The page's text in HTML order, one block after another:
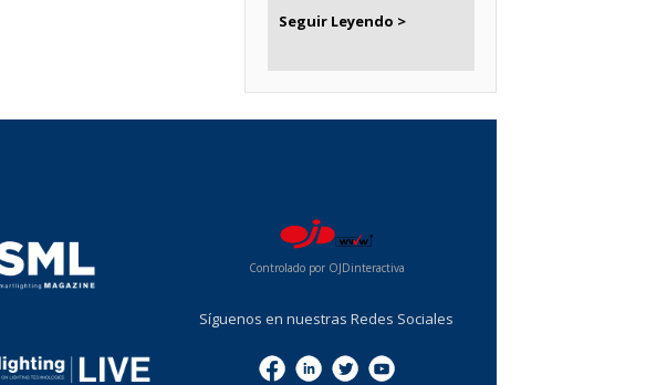
Seguir Leyendo >
Controlado por OJDinteractiva
Síguenos en nuestras Redes Sociales